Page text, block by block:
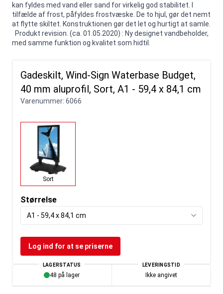
kan fyldes med vand eller sand for virkelig god stabilitet. I
tilfælde af frost, påfyldes frostvæske. De to hjul, gør det nemt
at flytte skiltet. Konstruktionen gør det let og hurtigt at samle.
Produkt revision. (ca. 01.05.2020) : Ny designet vandbeholder,
med samme funktion og kvalitet som hidtil.
Gadeskilt, Wind-Sign Waterbase Budget,
40 mm aluprofil, Sort, A1 - 59,4 x 84,1 cm
Varenummer: 6066
Sort
Størrelse
A1 - 59,4 x 84,1 cm
Log ind for at se priserne
LAGERSTATUS
48 på lager
LEVERINGSTID
Ikke angivet